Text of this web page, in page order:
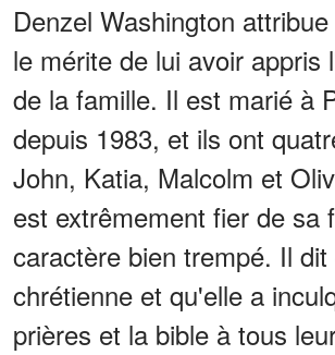
Denzel Washington
le mérite de lui avoir appris
de la famille. Il est marié à
depuis 1983, et ils ont
John, Katia, Malcolm et
est extrêmement fier de sa
caractère bien trempé. Il
chrétienne et qu'elle a
prières et la bible à tous